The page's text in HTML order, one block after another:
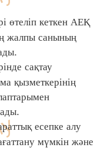
өтеліп кеткен АЕҚ
жалпы санының
сақтау
қызметкерінің
есепке алу
мүмкін және